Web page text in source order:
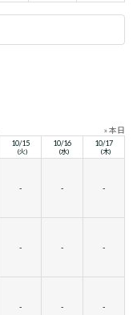
» 本日
10/15
(火)
10/16
(水)
10/17
(木)
- - -
- - -
- - -